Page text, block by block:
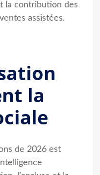
la contribution des
assistées.
la
de 2026 est